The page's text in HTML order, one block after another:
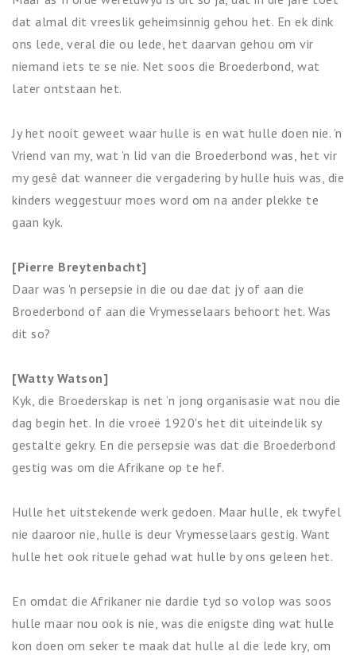
dat almal dit vreeslik geheimsinnig gehou het. En ek dink
ons ​​lede, veral die ou lede, het daarvan gehou om vir
niemand iets te se nie. Net soos die Broederbond, wat
later ontstaan het.
Jy het nooit geweet waar hulle is en wat hulle doen nie. ’n
Vriend van my, wat ’n lid van die Broederbond was, het vir
my gesê dat wanneer die vergadering by hulle huis was, die
kinders weggestuur moes word om na ander plekke te
gaan kyk.
[Pierre Breytenbacht]
Daar was 'n persepsie in die ou dae dat jy of aan die
Broederbond of aan die Vrymesselaars behoort het. Was
dit so?
[Watty Watson]
Kyk, die Broederskap is net ’n jong organisasie wat nou die
dag begin het. In die vroeë 1920's het dit uiteindelik sy
gestalte gekry. En die persepsie was dat die Broederbond
gestig was om die Afrikane op te hef.
Hulle het uitstekende werk gedoen. Maar hulle, ek twyfel
nie daaroor nie, hulle is deur Vrymesselaars gestig. Want
hulle het ook rituele gehad wat hulle by ons geleen het.
En omdat die Afrikaner nie dardie tyd so volop was soos
hulle maar nou ook is nie, was die enigste ding wat hulle
kon doen om seker te maak dat hulle al die lede kry, om